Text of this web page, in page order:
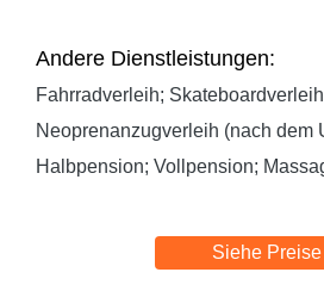
Andere Dienstleistungen:
Fahrradverleih;
Neoprenanzugverleih (nach dem
Halbpension; Vollpension;
Siehe Preise